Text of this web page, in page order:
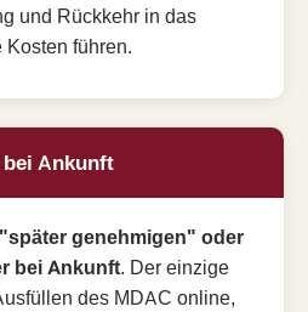
und Rückkehr in das
Kosten führen.
bei Ankunft
genehmigen" oder
bei Ankunft. Der einzige
des MDAC online,